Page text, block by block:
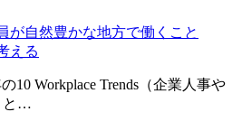
10 Workplace Trends（企業人事や
と…